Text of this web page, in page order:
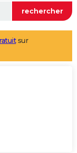
sur